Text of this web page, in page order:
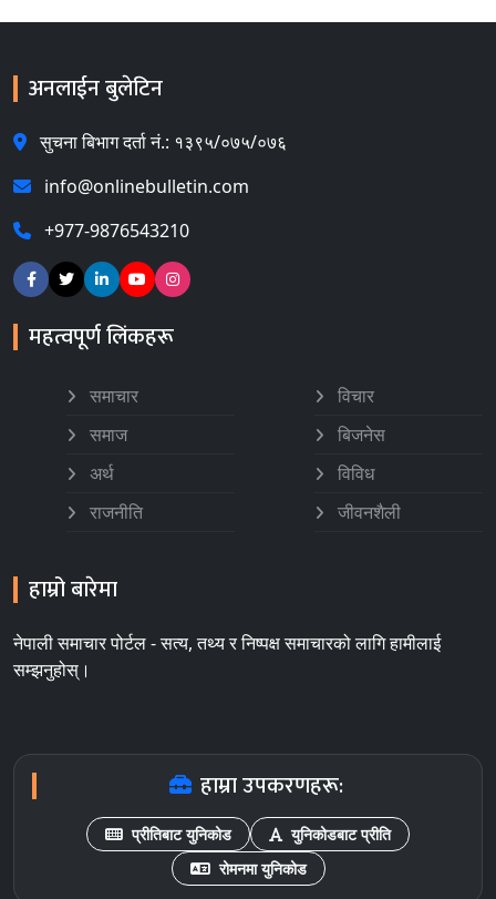
अनलाईन बुलेटिन
सुचना बिभाग दर्ता नं.: १३९५/०७५/०७६
info@onlinebulletin.com
+977-9876543210
महत्वपूर्ण लिंकहरू
समाचार
समाज
अर्थ
राजनीति
विचार
बिजनेस
विविध
जीवनशैली
हाम्रो बारेमा
नेपाली समाचार पोर्टल - सत्य, तथ्य र निष्पक्ष समाचारको लागि हामीलाई
सम्झनुहोस्।
हाम्रा उपकरणहरू:
प्रीतिबाट युनिकोड
युनिकोडबाट प्रीति
रोमनमा युनिकोड